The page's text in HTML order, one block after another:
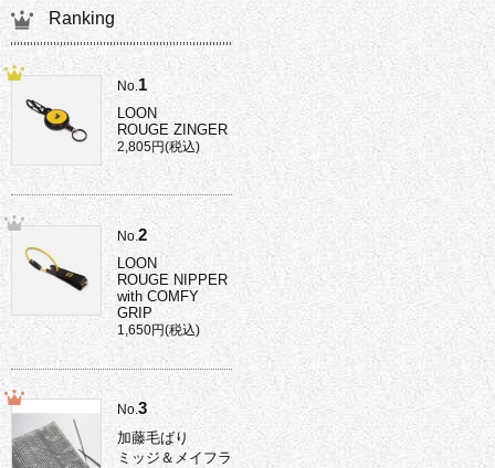
Ranking
No. 1
LOON
ROUGE ZINGER
2,805円(税込)
No. 2
LOON
ROUGE NIPPER
with COMFY
GRIP
1,650円(税込)
No.3
加藤毛ばり
ミッジ＆メイフラ